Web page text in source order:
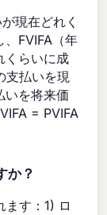
現在どれく
、FVIFA（年
くらいに成
支払いを現
いを将来価
= PVIFA
か？
ます：1) ロ